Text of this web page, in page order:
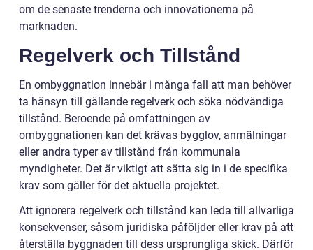
om de senaste trenderna och innovationerna på
marknaden.
Regelverk och Tillstånd
En ombyggnation innebär i många fall att man behöver
ta hänsyn till gällande regelverk och söka nödvändiga
tillstånd. Beroende på omfattningen av
ombyggnationen kan det krävas bygglov, anmälningar
eller andra typer av tillstånd från kommunala
myndigheter. Det är viktigt att sätta sig in i de specifika
krav som gäller för det aktuella projektet.
Att ignorera regelverk och tillstånd kan leda till allvarliga
konsekvenser, såsom juridiska påföljder eller krav på att
återställa byggnaden till dess ursprungliga skick. Därför